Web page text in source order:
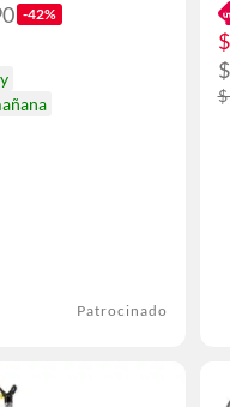
-42%
Patrocinado
$